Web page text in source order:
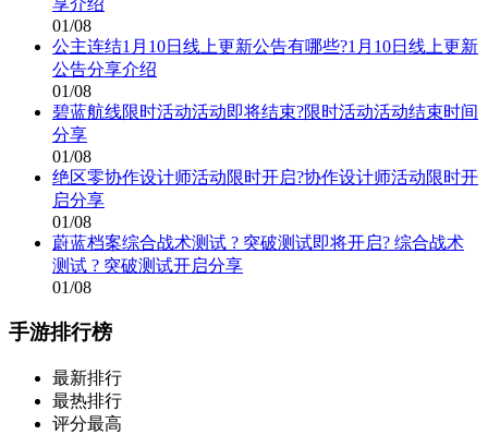
享介绍
01/08
公主连结1月10日线上更新公告有哪些?1月10日线上更新
公告分享介绍
01/08
碧蓝航线限时活动活动即将结束?限时活动活动结束时间
分享
01/08
绝区零协作设计师活动限时开启?协作设计师活动限时开
启分享
01/08
蔚蓝档案综合战术测试 ? 突破测试即将开启? 综合战术
测试 ? 突破测试开启分享
01/08
手游排行榜
最新排行
最热排行
评分最高